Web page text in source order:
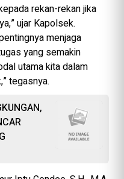
rekan-rekan jika
ujar Kapolsek.
menjaga
yang semakin
utama kita dalam
tegasnya.